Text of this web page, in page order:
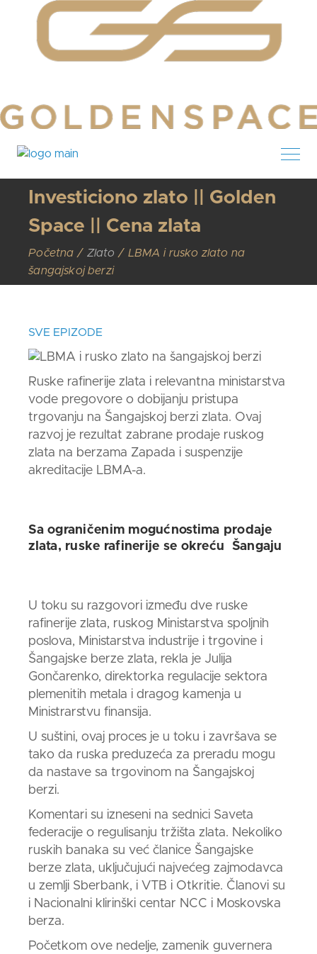
Investiciono zlato || Golden
Space || Cena zlata
Početna Zlato
LBMA i rusko zlato na
šangajskoj berzi
SVE EPIZODE
Ruske rafinerijezlata i relevantna ministarstva
vode pregovore o dobijanju pristupa
trgovanju na Šangajskoj berzizlata. Ovaj
razvoj je rezultat zabrane prodaje ruskog
zlata na berzama Zapada i suspenzije
akreditacije LBMA-a.
Sa ograničenim mogućnostima prodaje
zlata, ruske rafinerije se okreću Šangaju
U toku su razgovori između dve ruske
rafinerijezlata, ruskog Ministarstva spoljnih
poslova, Ministarstva industrije i trgovine i
Šangajske berzezlata, rekla je Julija
Gončarenko, direktorka regulacije sektora
plemenitih metala i dragog kamenja u
Ministrarstvu finansija.
U suštini, ovaj proces je u toku i završava se
tako da ruska preduzeća za preradu mogu
da nastave sa trgovinom na Šangajskoj
berzi.
Komentari su izneseni na sednici Saveta
federacije o regulisanju tržišta zlata. Nekoliko
ruskih banaka su već članice Šangajske
berze zlata, uključujući najvećeg zajmodavca
u zemlji Sberbank, i VTB i Otkritie. Članovi su
i Nacionalni klirinški centar NCC i Moskovska
berza.
Početkom ove nedelje, zamenik guvernera